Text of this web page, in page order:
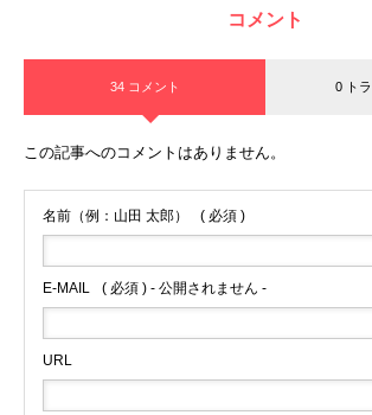
コメント
34 コメント 0 ト
この記事へのコメントはありません。
名前（例：山田 太郎） ( 必須 )
E-MAIL ( 必須 ) - 公開されません -
URL